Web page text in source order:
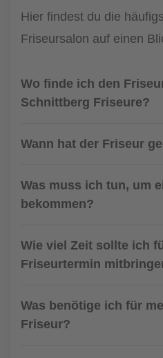
Hier findest du die
Friseursalon auf einen
Wo finde ich den
Schnittberg Friseure?
Wann hat der Friseur
Was muss ich tun, um
bekommen?
Wie viel Zeit sollte ich
Friseurtermin
Was benötige ich für
Friseur?